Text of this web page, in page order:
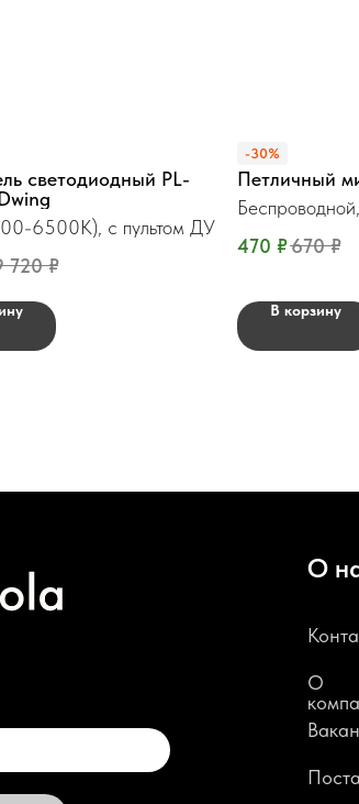
светодиодный PL-
6500К), с пультом ДУ
720 ₽
-30%
Петличный
470 ₽670 ₽
В корзину
В
О
О